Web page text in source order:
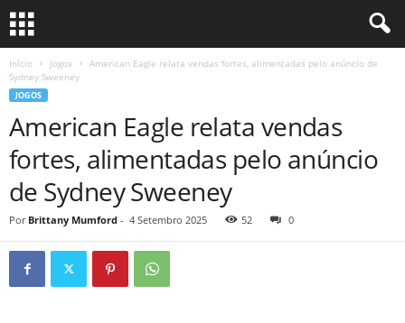
Início Jogos
American Eagle relata vendas fortes, alimentadas pelo anúncio de
Sydney Sweeney
JOGOS
American Eagle relata vendas
fortes, alimentadas pelo anúncio
de Sydney Sweeney
Por Brittany Mumford - 4 Setembro 2025 52 0